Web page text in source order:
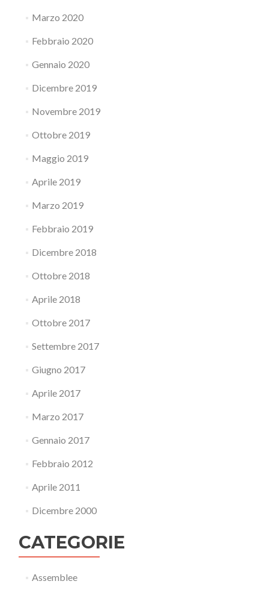
Marzo 2020
Febbraio 2020
Gennaio 2020
Dicembre 2019
Novembre 2019
Ottobre 2019
Maggio 2019
Aprile 2019
Marzo 2019
Febbraio 2019
Dicembre 2018
Ottobre 2018
Aprile 2018
Ottobre 2017
Settembre 2017
Giugno 2017
Aprile 2017
Marzo 2017
Gennaio 2017
Febbraio 2012
Aprile 2011
Dicembre 2000
CATEGORIE
Assemblee